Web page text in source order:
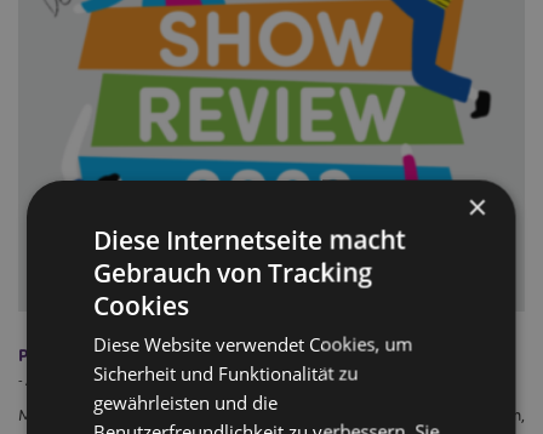
Puckator-Mitarbeiter wählen ihre Favoriten
- April 12, 2023
Messen sind eine hervorragende Gelegenheit für Unternehmen,
×
Diese Internetseite macht
Gebrauch von Tracking
Cookies
Diese Website verwendet Cookies, um
Sicherheit und Funktionalität zu
gewährleisten und die